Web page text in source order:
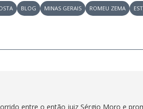
BLOG MINAS GERAIS ROMEU ZEMA
entre o então juiz Sérgio Moro e